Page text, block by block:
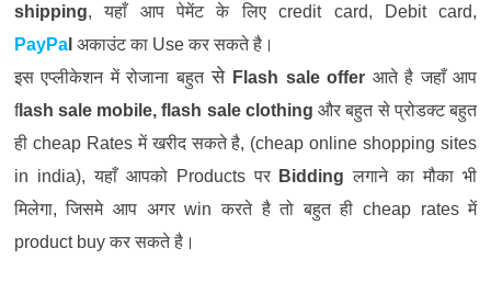
shipping,यहाँ आप पेमेंट के लिएcredit card, Debit card,
PayPal अकाउंट काUseकर सकते है।
इस एप्लीकेशन में रोजाना बहुत से Flash sale offer आते है जहाँ आप
flash sale mobile, flash sale clothingऔर बहुत से प्रोडक्ट बहुत
हीcheap Ratesमें खरीद सकते है, (cheap online shopping sites
in india),यहाँ आपकोProductsपर Biddingलगाने का मौका भी
मिलेगा,जिसमे आप अगरwinकरते है तो बहुत ही cheap ratesमें
product buyकर सकते है।